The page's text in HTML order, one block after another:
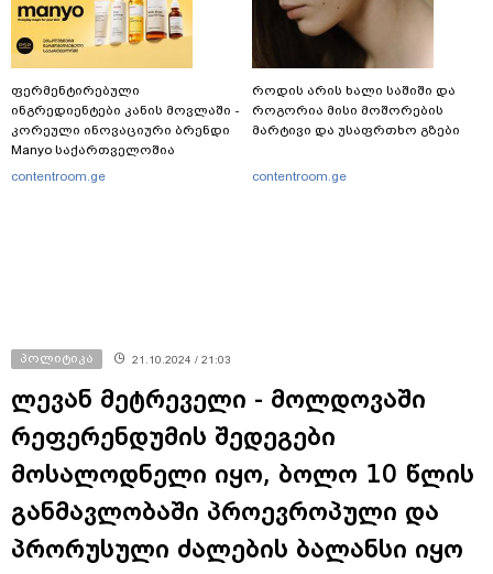
ფერმენტირებული
ინგრედიენტები კანის მოვლაში -
კორეული ინოვაციური ბრენდი
Manyo საქართველოშია
contentroom.ge
როდის არის ხალი საშიში და
როგორია მისი მოშორების
მარტივი და უსაფრთხო გზები
contentroom.ge
პოლიტიკა 21.10.2024 / 21:03
ლევან მეტრეველი - მოლდოვაში
რეფერენდუმის შედეგები
მოსალოდნელი იყო, ბოლო 10 წლის
განმავლობაში პროევროპული და
პრორუსული ძალების ბალანსი იყო